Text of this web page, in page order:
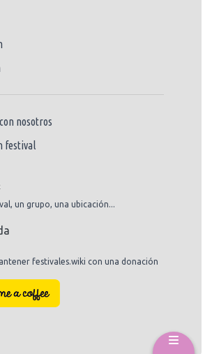
nosotros
festival
un grupo, una ubicación...
festivales.wiki con una donación